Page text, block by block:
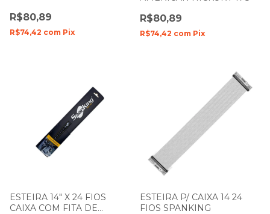
R$80,89
R$74,42 com Pix
R$80,89
R$74,42 com Pix
ESTEIRA 14" X 24 FIOS
CAIXA COM FITA DE
ESTEIRA P/ CAIXA 14 24
FIOS SPANKING